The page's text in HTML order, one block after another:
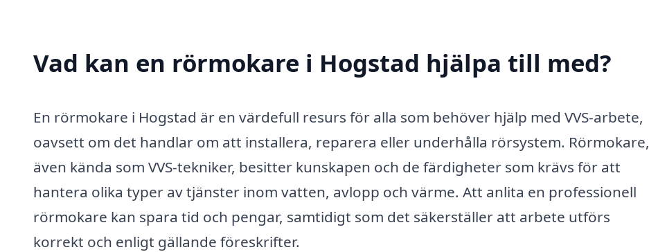
Vad kan en rörmokare i Hogstad hjälpa till med?
En rörmokare i Hogstad är en värdefull resurs för alla som behöver hjälp med VVS-arbete,
oavsett om det handlar om att installera, reparera eller underhålla rörsystem. Rörmokare,
även kända som VVS-tekniker, besitter kunskapen och de färdigheter som krävs för att
hantera olika typer av tjänster inom vatten, avlopp och värme. Att anlita en professionell
rörmokare kan spara tid och pengar, samtidigt som det säkerställer att arbete utförs
korrekt och enligt gällande föreskrifter.